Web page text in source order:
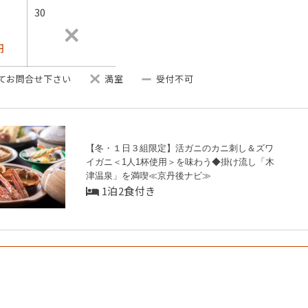
30
お問合せ下さい 満室 受付不可
【冬・１日３組限定】活ガニのカニ刺し＆ズワ
イガニ＜1人1杯使用＞を味わう◆掛け流し「木
津温泉」を満喫≪京丹後ナビ≫
1泊2食付き